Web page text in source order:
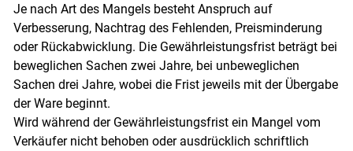
Je nach Art des Mangels besteht Anspruch auf
Verbesserung, Nachtrag des Fehlenden, Preisminderung
oder Rückabwicklung. Die Gewährleistungsfrist beträgt bei
beweglichen Sachen zwei Jahre, bei unbeweglichen
Sachen drei Jahre, wobei die Frist jeweils mit der Übergabe
der Ware beginnt.
Wird während der Gewährleistungsfrist ein Mangel vom
Verkäufer nicht behoben oder ausdrücklich schriftlich